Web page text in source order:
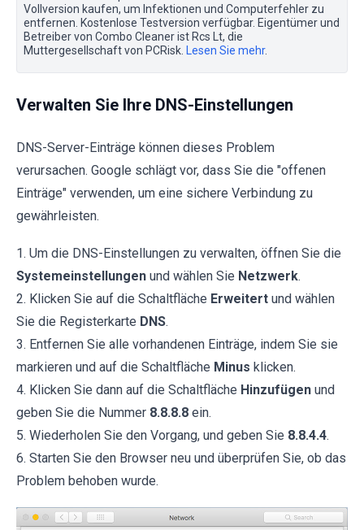
Vollversion kaufen, um Infektionen und Computerfehler zu
entfernen. Kostenlose Testversion verfügbar. Eigentümer und
Betreiber von Combo Cleaner ist Rcs Lt, die
Muttergesellschaft von PCRisk.
Lesen Sie mehr.
Verwalten Sie Ihre DNS-Einstellungen
DNS-Server-Einträge können dieses Problem
verursachen. Google schlägt vor, dass Sie die "offenen
Einträge" verwenden, um eine sichere Verbindung zu
gewährleisten.
1. Um die DNS-Einstellungen zu verwalten, öffnen Sie die
Systemeinstellungen und wählen Sie Netzwerk.
2. Klicken Sie auf die Schaltfläche Erweitert und wählen
Sie die Registerkarte DNS.
3. Entfernen Sie alle vorhandenen Einträge, indem Sie sie
markieren und auf die Schaltfläche Minus klicken.
4. Klicken Sie dann auf die Schaltfläche Hinzufügen und
geben Sie die Nummer 8.8.8.8 ein.
5. Wiederholen Sie den Vorgang, und geben Sie 8.8.4.4.
6. Starten Sie den Browser neu und überprüfen Sie, ob das
Problem behoben wurde.